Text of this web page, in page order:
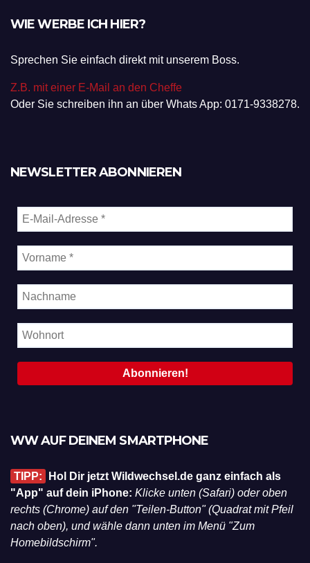
WIE WERBE ICH HIER?
Sprechen Sie einfach direkt mit unserem Boss.
Z.B. mit einer E-Mail an den Cheffe
Oder Sie schreiben ihn an über Whats App: 0171-9338278.
NEWSLETTER ABONNIEREN
WW AUF DEINEM SMARTPHONE
TIPP:
Hol Dir jetzt Wildwechsel.de ganz einfach als
"App" auf dein iPhone: Klicke unten (Safari) oder oben
rechts (Chrome) auf den "Teilen-Button" (Quadrat mit Pfeil
nach oben), und wähle dann unten im Menü "Zum
Homebildschirm".